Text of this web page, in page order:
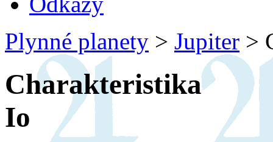
Plynné planety > Jupiter >
Charakteristika
Io